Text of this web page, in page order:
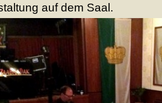
auf dem Saal.